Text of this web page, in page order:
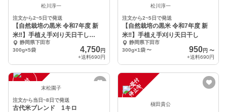
松川淳一
注文から2~5日で発送
【自然栽培の黒米 令和7年度 新
米‼️】手植え手刈り天日干し
300g×5袋
静岡県下田市
300g×5袋
4,750円
+送料690円
松川淳一
注文から2~5日で発送
【自然栽培の黒米 令和7年度 新
米‼️】手植え手刈り天日干し
静岡県下田市
300g×1袋 〜 950円 〜
+送料690円
注
文
受
付
停
止 末松園子
注文から当日~8日で発送
古代米ブレンド 1キロ
注
文
受
付
停
止
中
槇田貴公